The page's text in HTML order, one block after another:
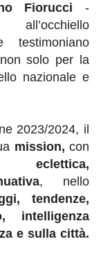
Fiorucci -
testimoniano
non solo per la
nazionale e
2023/2024, il
mission, con
eclettica,
, nello
tendenze,
intelligenza
e sulla città.